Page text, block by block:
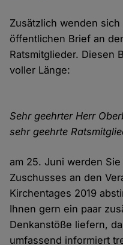
Zusätzlich wenden
öffentlichen Brief an
Ratsmitglieder. Diesen
voller Länge:
Sehr geehrter Herr
sehr geehrte
am 25. Juni werden
Zuschusses an den
Kirchentages 2019
Ihnen gern ein paar
Denkanstöße liefern,
umfassend informiert